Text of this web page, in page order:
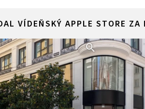
VÍDEŇSKÝ APPLE STORE ZA